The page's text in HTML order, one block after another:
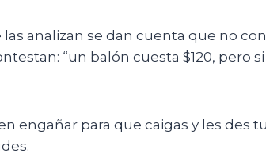
analizan se dan cuenta que no
“un balón cuesta $120, pero
engañar para que caigas y les des